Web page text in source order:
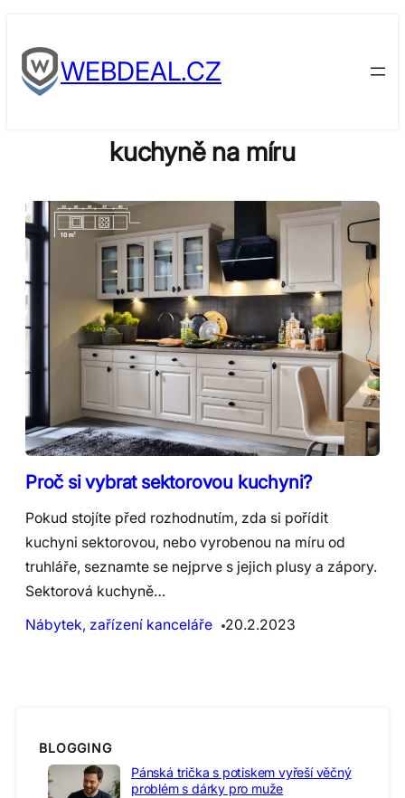
to
contentWEBDEAL.CZ
kuchyně na míru
Proč si vybrat sektorovou kuchyni?
Pokud stojíte před rozhodnutím, zda si pořídit
kuchyni sektorovou, nebo vyrobenou na míru od
truhláře, seznamte se nejprve s jejich plusy a zápory.
Sektorová kuchyně…
Nábytek, zařízení kanceláře
20.2.2023
BLOGGING
Pánská trička s potiskem vyřeší věčný
problém s dárky pro muže